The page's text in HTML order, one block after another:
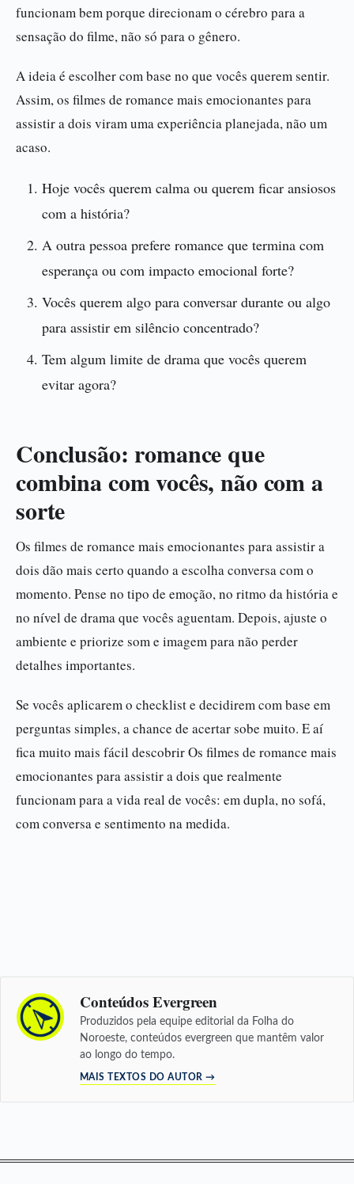
funcionam bem porque direcionam o cérebro para a
sensação do filme, não só para o gênero.
A ideia é escolher com base no que vocês querem sentir.
Assim, os filmes de romance mais emocionantes para
assistir a dois viram uma experiência planejada, não um
acaso.
Hoje vocês querem calma ou querem ficar ansiosos
com a história?
A outra pessoa prefere romance que termina com
esperança ou com impacto emocional forte?
Vocês querem algo para conversar durante ou algo
para assistir em silêncio concentrado?
Tem algum limite de drama que vocês querem
evitar agora?
Conclusão: romance que
combina com vocês, não com a
sorte
Os filmes de romance mais emocionantes para assistir a
dois dão mais certo quando a escolha conversa com o
momento. Pense no tipo de emoção, no ritmo da história e
no nível de drama que vocês aguentam. Depois, ajuste o
ambiente e priorize som e imagem para não perder
detalhes importantes.
Se vocês aplicarem o checklist e decidirem com base em
perguntas simples, a chance de acertar sobe muito. E aí
fica muito mais fácil descobrir Os filmes de romance mais
emocionantes para assistir a dois que realmente
funcionam para a vida real de vocês: em dupla, no sofá,
com conversa e sentimento na medida.
Conteúdos Evergreen
Produzidos pela equipe editorial da Folha do
Noroeste, conteúdos evergreen que mantêm valor
ao longo do tempo.
MAIS TEXTOS DO AUTOR →